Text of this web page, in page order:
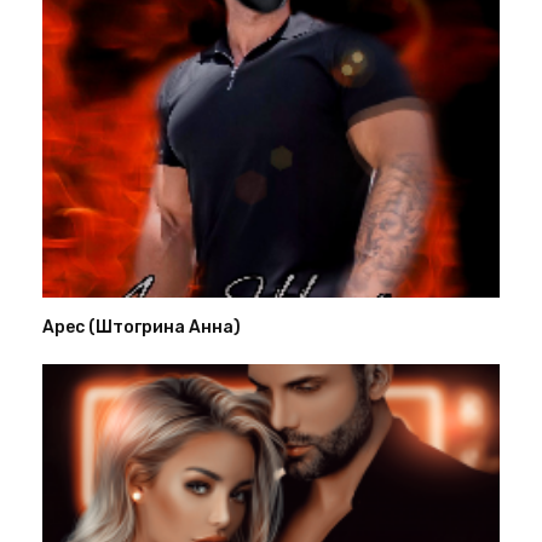
Арес (Штогрина Анна)